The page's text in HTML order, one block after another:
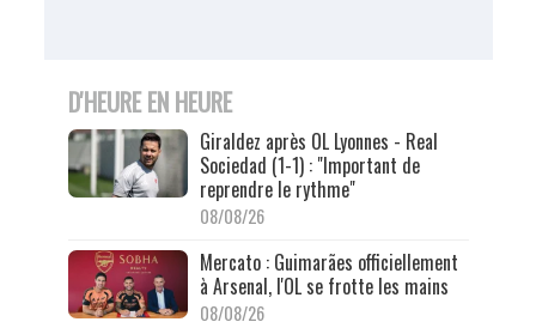
D'HEURE EN HEURE
Giraldez après OL Lyonnes - Real
Sociedad (1-1) : "Important de
reprendre le rythme"
08/08/26
Mercato : Guimarães officiellement
à Arsenal, l'OL se frotte les mains
08/08/26